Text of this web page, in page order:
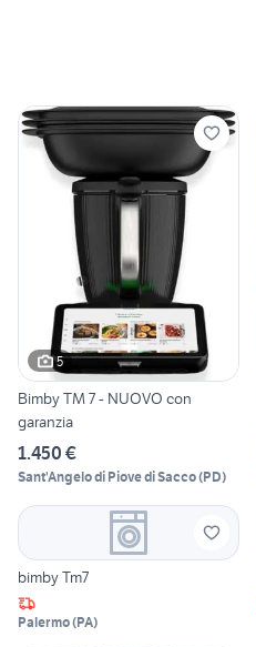
5
Bimby TM 7 - NUOVO con
garanzia
1.450 €
Sant'Angelo di Piove di Sacco(PD)
bimby Tm7
Palermo(PA)